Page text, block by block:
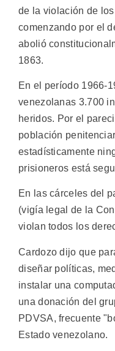
de la violación de
comenzando por el
abolió
1863.
En el período 1966-
venezolanas 3.700
heridos. Por el
población
estadísticamente
prisioneros está
En las cárceles del
(vigía legal de la
violan todos los
Cardozo dijo que
diseñar políticas,
instalar una
una donación del
PDVSA, frecuente
Estado venezolano.